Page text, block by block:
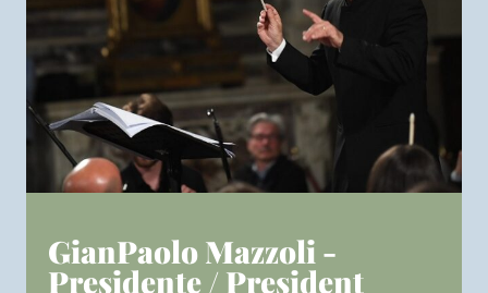
GianPaolo Mazzoli -
Presidente / President